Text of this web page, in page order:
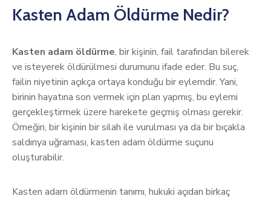
Kasten Adam Öldürme Nedir?
Kasten adam öldürme, bir kişinin, fail tarafından bilerek
ve isteyerek öldürülmesi durumunu ifade eder. Bu suç,
failin niyetinin açıkça ortaya konduğu bir eylemdir. Yani,
birinin hayatına son vermek için plan yapmış, bu eylemi
gerçekleştirmek üzere harekete geçmiş olması gerekir.
Örneğin, bir kişinin bir silah ile vurulması ya da bir bıçakla
saldırıya uğraması, kasten adam öldürme suçunu
oluşturabilir.
Kasten adam öldürmenin tanımı, hukuki açıdan birkaç